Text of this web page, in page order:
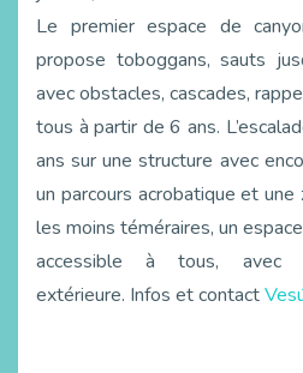
Le premier espace de
propose toboggans, sauts
avec obstacles, cascades,
tous à partir de 6 ans.
ans sur une structure avec
un parcours acrobatique et une
les moins téméraires, un
accessible à tous, avec
extérieure. Infos et contact